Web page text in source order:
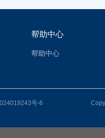
帮助中心
帮助中心
号-6